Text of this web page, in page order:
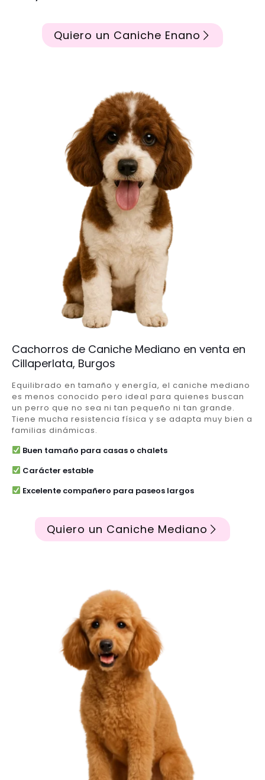
Quiero un Caniche Enano
Cachorros de Caniche Mediano en venta en
Cillaperlata, Burgos
Equilibrado en tamaño y energía, el caniche mediano
es menos conocido pero ideal para quienes buscan
un perro que no sea ni tan pequeño ni tan grande.
Tiene mucha resistencia física y se adapta muy bien a
familias dinámicas.
Buen tamaño para casas o chalets
Carácter estable
Excelente compañero para paseos largos
Quiero un Caniche Mediano